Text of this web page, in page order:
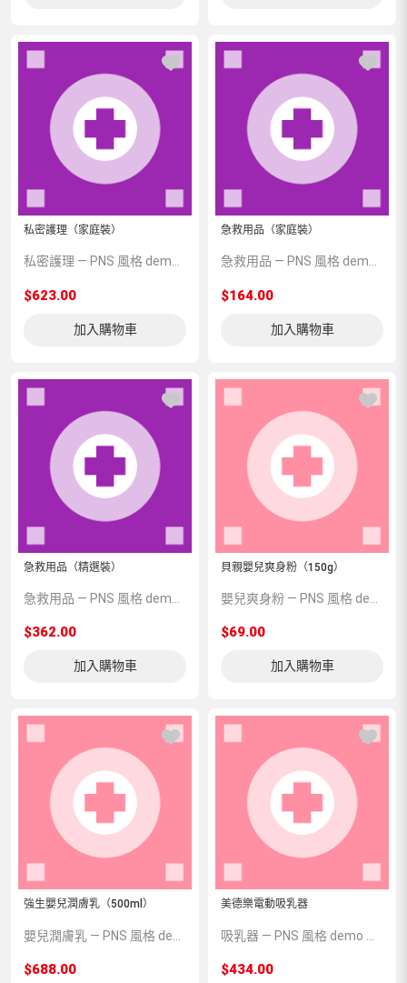
私密護理（家庭裝）
私密護理 — PNS 風格 demo 占位商品，方便首頁與分類頁版位演示，上線前由業務替換為真實 SKU。
$623.00
加入購物車
急救用品（家庭裝）
急救用品 — PNS 風格 demo 占位商品，方便首頁與分類頁版位演示，上線前由業務替換為真實 SKU。
$164.00
加入購物車
急救用品（精選裝）
$362.00
加入購物車
貝親嬰兒爽身粉（150g）
$69.00
加入購物車
強生嬰兒潤膚乳（500ml）
$688.00
美德樂電動吸乳器
$434.00